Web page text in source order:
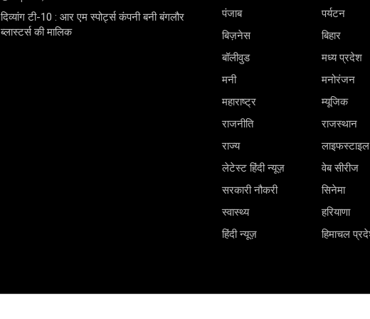
दिव्यांग टी-10 : आर एम स्पोर्ट्स कंपनी बनी बंगलौर
ब्लास्टर्स की मालिक
पंजाब
पर्यटन
बिज़नेस
बिहार
बॉलीवुड
मध्य प्रदेश
मनी
मनोरंजन
महाराष्ट्र
म्यूजिक
राजनीति
राजस्थान
राज्य
लाइफस्टाइल
लेटेस्ट हिंदी न्यूज़
वेब सीरीज
सरकारी नौकरी
सिनेमा
स्वास्थ्य
हरियाणा
हिंदी न्यूज़
हिमाचल